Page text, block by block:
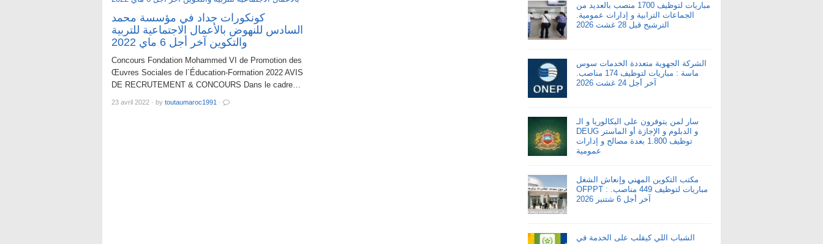
كونكورات جداد في مؤسسة محمد
السادس للنهوض بالأعمال الاجتماعية للتربية
والتكوين آخر أجل 6 ماي 2022
Concours Fondation Mohammed VI de Promotion des
Œuvres Sociales de l´Éducation-Formation 2022 AVIS
DE RECRUTEMENT & CONCOURS Dans le cadre…
23 avril 2022 · by toutaumaroc1991 ·
مباريات لتوظيف 1700 منصب بالعديد من
الجماعات الترابية و إدارات عمومية.
الترشيح قبل 28 غشت 2026
الشركة الجهوية متعددة الخدمات سوس
ماسة : مباريات لتوظيف 174 مناصب.
آخر أجل 24 غشت 2026
سار لمن يتوفرون على البكالوريا و الـ
DEUG و الدبلوم و الإجازة أو الماستر
توظيف 1.800 بعدة مصالح و إدارات
عمومية
مكتب التكوين المهني وإنعاش الشغل
OFPPT : مباريات لتوظيف 449 مناصب.
آخر أجل 6 شتنبر 2026
الشباب اللي كيقلب على الخدمة في